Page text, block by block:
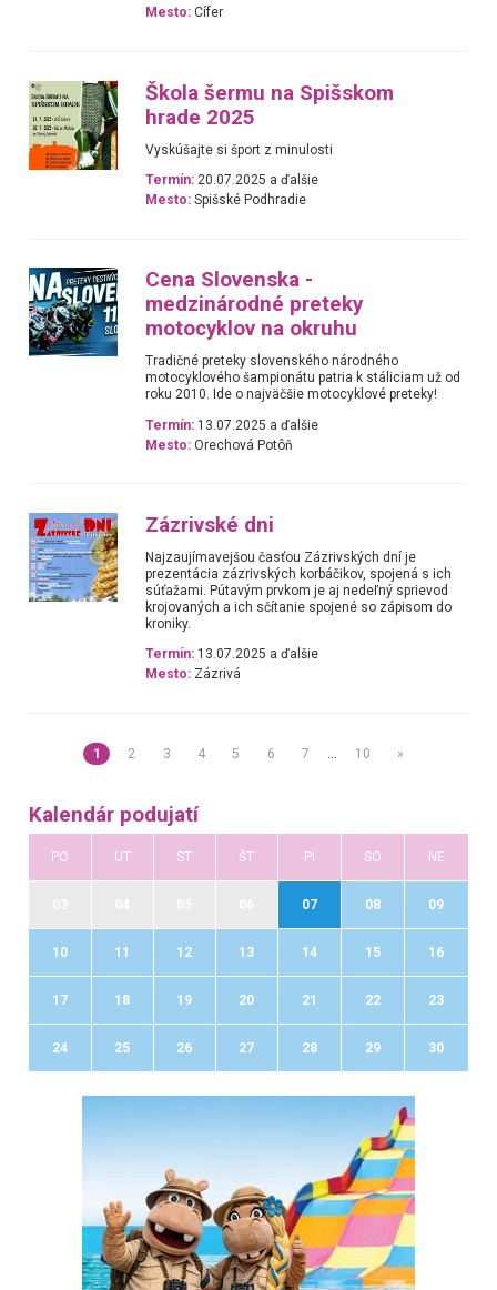
Mesto: Cífer
Škola šermu na Spišskom
hrade 2025
Vyskúšajte si šport z minulosti
Termín: 20.07.2025 a ďalšie
Mesto: Spišské Podhradie
Cena Slovenska -
medzinárodné preteky
motocyklov na okruhu
Tradičné preteky slovenského národného
motocyklového šampionátu patria k stáliciam už od
roku 2010. Ide o najväčšie motocyklové preteky!
Termín: 13.07.2025 a ďalšie
Mesto: Orechová Potôň
Zázrivské dni
Najzaujímavejšou časťou Zázrivských dní je
prezentácia zázrivských korbáčikov, spojená s ich
súťažami. Pútavým prvkom je aj nedeľný sprievod
krojovaných a ich sčítanie spojené so zápisom do
kroniky.
Termín: 13.07.2025 a ďalšie
Mesto: Zázrivá
1 2 3 4 5 6 7 10 »
Kalendár podujatí
PO UT ST ŠT PI SO NE
07 08 09
10 11 12 13 14 15 16
17 18 19 20 21 22 23
24 25 26 27 28 29 30